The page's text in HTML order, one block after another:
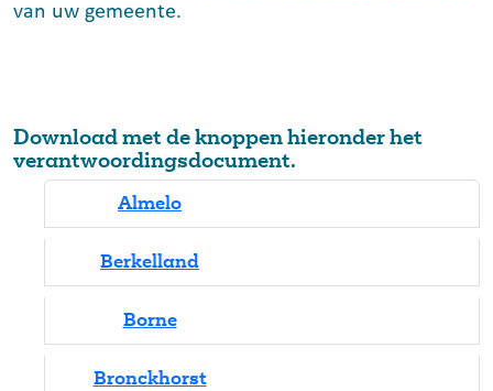
van uw gemeente.
Download met de knoppen hieronder het
verantwoordingsdocument.
Almelo
Berkelland
Borne
Bronckhorst